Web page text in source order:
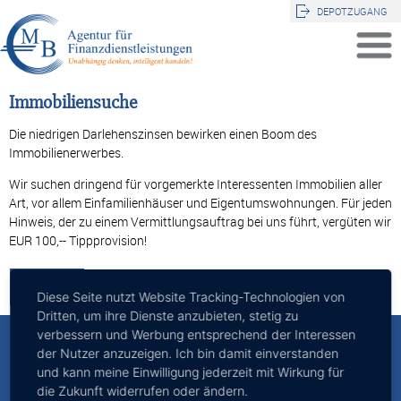
DEPOTZUGANG
Immobiliensuche
Die niedrigen Darlehenszinsen bewirken einen Boom des
Immobilienerwerbes.
Wir suchen dringend für vorgemerkte Interessenten Immobilien aller
Art, vor allem Einfamilienhäuser und Eigentumswohnungen. Für jeden
Hinweis, der zu einem Vermittlungsauftrag bei uns führt, vergüten wir
EUR 100,-- Tippprovision!
MB - Agentur für Finanzdienstleistungen
Inhaber: Michael Bald
Ernsdorfstraße 2
Diese Seite nutzt Website Tracking-Technologien von
Dritten, um ihre Dienste anzubieten, stetig zu
verbessern und Werbung entsprechend der Interessen
der Nutzer anzuzeigen. Ich bin damit einverstanden
und kann meine Einwilligung jederzeit mit Wirkung für
die Zukunft widerrufen oder ändern.